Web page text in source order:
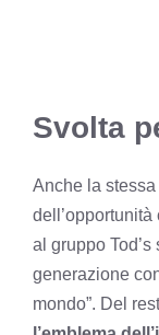
Svolta
Anche la
al gruppo
generazione
mondo”. Del